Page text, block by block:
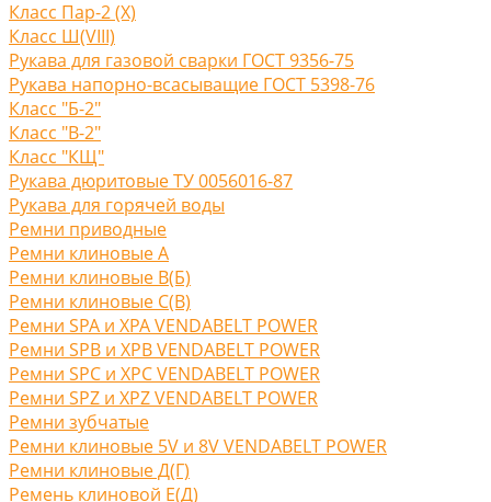
Класс Пар-2 (X)
Класс Ш(VIII)
Рукава для газовой сварки ГОСТ 9356-75
Рукава напорно-всасыващие ГОСТ 5398-76
Класс "Б-2"
Класс "В-2"
Класс "КЩ"
Рукава дюритовые ТУ 0056016-87
Рукава для горячей воды
Ремни приводные
Ремни клиновые A
Ремни клиновые В(Б)
Ремни клиновые С(B)
Ремни SPA и XPA VENDABELT POWER
Ремни SPB и XPB VENDABELT POWER
Ремни SPC и XPC VENDABELT POWER
Ремни SPZ и XPZ VENDABELT POWER
Ремни зубчатые
Ремни клиновые 5V и 8V VENDABELT POWER
Ремни клиновые Д(Г)
Ремень клиновой Е(Д)